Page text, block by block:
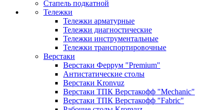
Стапель подкатной
Тележки
Тележки арматурные
Тележки диагностические
Тележки инструментальные
Тележки транспортировочные
Верстаки
Верстаки Феррум "Premium"
Антистатические столы
Верстаки Kronvuz
Верстаки ТПК Верстакофф "Mechanic"
Верстаки ТПК Верстакофф "Fabric"